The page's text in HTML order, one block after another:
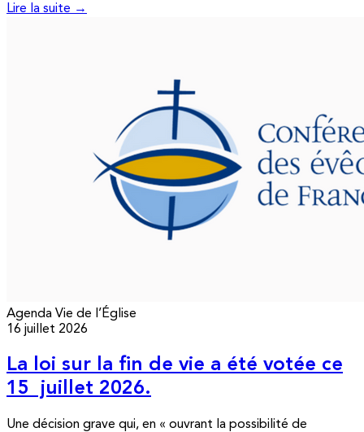
Lire la suite →
Agenda Vie de l’Église
16 juillet 2026
La loi sur la fin de vie a été votée ce
15 juillet 2026.
Une décision grave qui, en « ouvrant la possibilité de